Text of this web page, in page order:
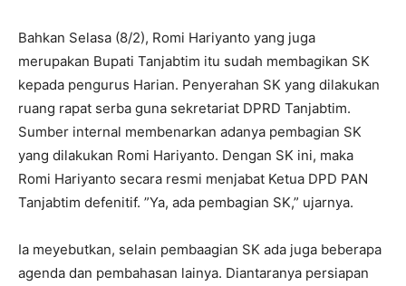
Bahkan Selasa (8/2), Romi Hariyanto yang juga
merupakan Bupati Tanjabtim itu sudah membagikan SK
kepada pengurus Harian. Penyerahan SK yang dilakukan
ruang rapat serba guna sekretariat DPRD Tanjabtim.
Sumber internal membenarkan adanya pembagian SK
yang dilakukan Romi Hariyanto. Dengan SK ini, maka
Romi Hariyanto secara resmi menjabat Ketua DPD PAN
Tanjabtim defenitif. ”Ya, ada pembagian SK,” ujarnya.
Ia meyebutkan, selain pembaagian SK ada juga beberapa
agenda dan pembahasan lainya. Diantaranya persiapan